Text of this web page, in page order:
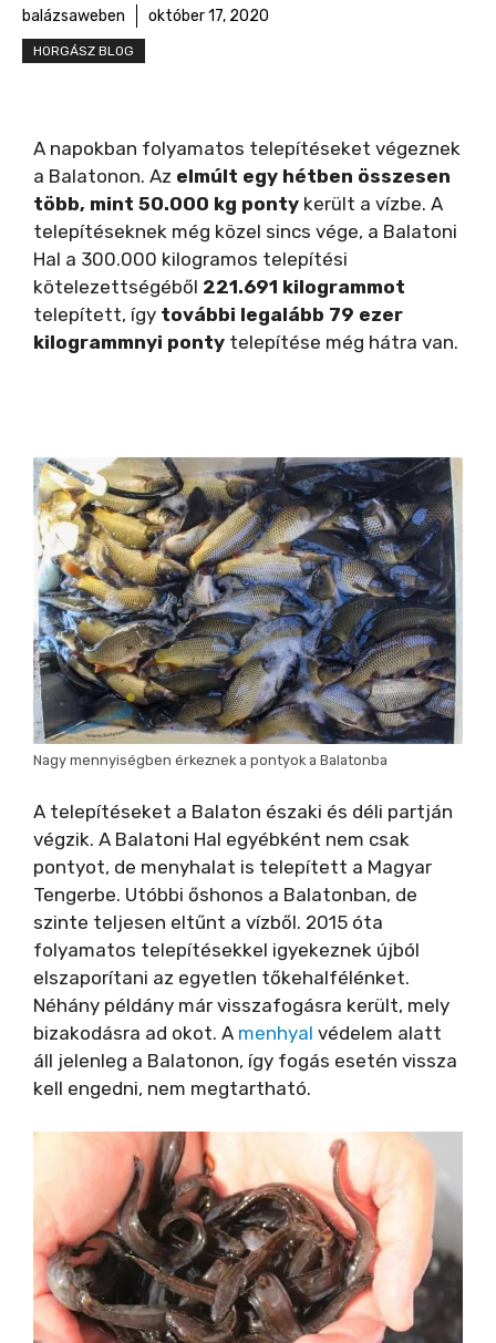
balázsaweben október 17, 2020
HORGÁSZ BLOG
A napokban folyamatos telepítéseket végeznek
a Balatonon. Az elmúlt egy hétben összesen
több, mint 50.000 kg ponty került a vízbe. A
telepítéseknek még közel sincs vége, a Balatoni
Hal a 300.000 kilogramos telepítési
kötelezettségéből 221.691 kilogrammot
telepített, így további legalább 79 ezer
kilogrammnyi ponty telepítése még hátra van.
Nagy mennyiségben érkeznek a pontyok a Balatonba
A telepítéseket a Balaton északi és déli partján
végzik. A Balatoni Hal egyébként nem csak
pontyot, de menyhalat is telepített a Magyar
Tengerbe. Utóbbi őshonos a Balatonban, de
szinte teljesen eltűnt a vízből. 2015 óta
folyamatos telepítésekkel igyekeznek újból
elszaporítani az egyetlen tőkehalfélénket.
Néhány példány már visszafogásra került, mely
bizakodásra ad okot. A menhyal védelem alatt
áll jelenleg a Balatonon, így fogás esetén vissza
kell engedni, nem megtartható.